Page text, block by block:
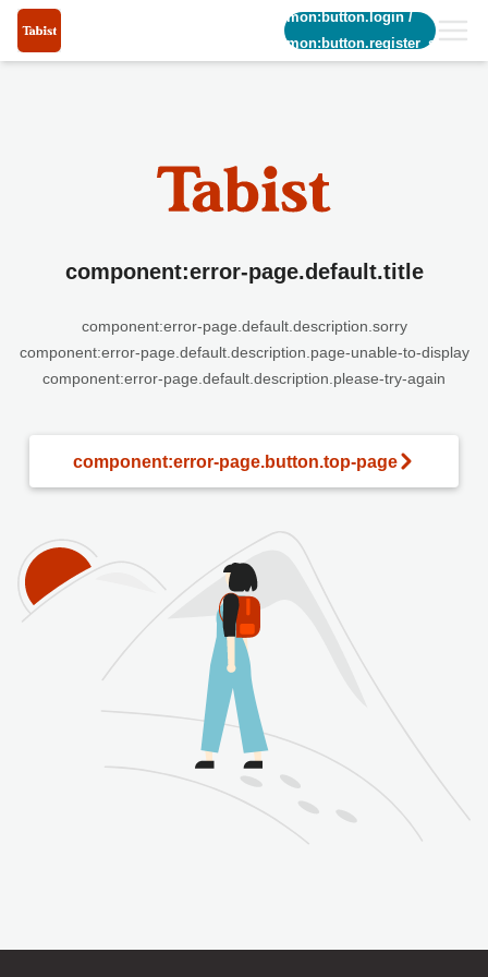
common:button.login/
common:button.register_short
component:error-page.default.title
component:error-page.default.description.sorry
component:error-page.default.description.page-unable-to-display
component:error-page.default.description.please-try-again
component:error-page.button.top-page